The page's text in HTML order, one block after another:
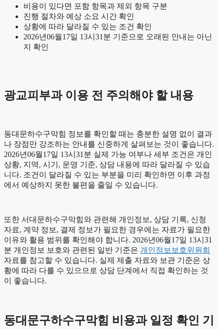
비용이 있다면 포함 항목과 제외 항목 구분
진행 절차와 예상 소요 시간 확인
상황에 따라 달라질 수 있는 조건 확인
2026년06월17일 13시31분 기준으로 오래된 안내는 아닌
지 확인
광교피부과 이용 전 주의해야 할 내용
동대문하수구막힘 정보를 확인할 때는 충분한 설명 없이 결과
나 장점만 강조하는 안내를 신중하게 살펴보는 것이 좋습니다.
2026년06월17일 13시31분 실제 가능 여부나 세부 조건은 개인
상황, 지역, 시기, 운영 기준, 상담 내용에 따라 달라질 수 있습
니다. 조건이 달라질 수 있는 부분을 미리 확인하면 이후 과정
에서 예상하지 못한 불편을 줄일 수 있습니다.
또한 서대문하수구막힘와 관련해 개인정보, 상담 기록, 신청
자료, 계약 정보, 결제 정보가 필요한 경우에는 자료가 필요한
이유와 활용 범위를 확인해야 합니다. 2026년06월17일 13시31
분 개인정보 보호와 관련된 일반 기준은 개인정보보호위원회
자료를 참고할 수 있습니다. 실제 제출 자료와 보관 기준은 상
황에 따라 다를 수 있으므로 상담 단계에서 직접 확인하는 것
이 좋습니다.
동대문구하수구막힘 비용과 일정 확인 기